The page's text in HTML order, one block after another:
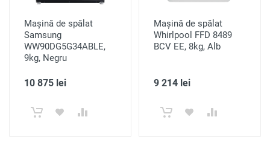
Mașină de spălat
Samsung
WW90DG5G34ABLE,
9kg, Negru
10 875 lei
Mașină de spălat
Whirlpool FFD 8489
BCV EE, 8kg, Alb
9 214 lei